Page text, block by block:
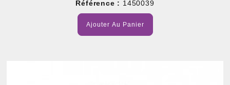
Référence : 1450039
Ajouter Au Panier